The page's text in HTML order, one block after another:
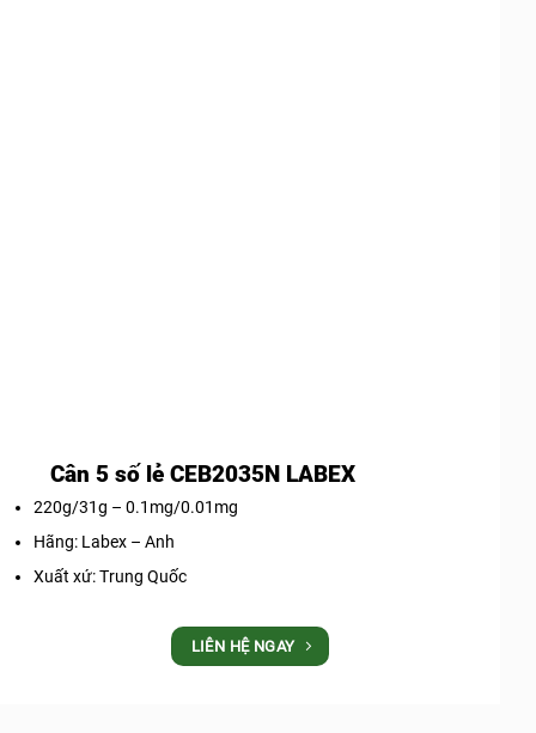
Cân 5 số lẻ CEB2035N LABEX
220g/31g – 0.1mg/0.01mg
Hãng: Labex – Anh
Xuất xứ: Trung Quốc
LIÊN HỆ NGAY